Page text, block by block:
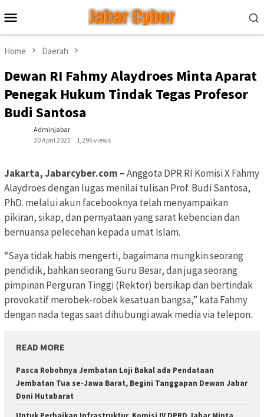
to
contentMenu
Home Daerah
Dewan RI Fahmy Alaydroes Minta Aparat
Penegak Hukum Tindak Tegas Profesor
Budi Santosa
Adminjabar
30 April 2022
1,296 views
Jakarta, Jabarcyber.com –Anggota DPR RI Komisi X Fahmy
Alaydroes dengan lugas menilai tulisan Prof. Budi Santosa,
PhD. melalui akun facebooknya telah menyampaikan
pikiran, sikap, dan pernyataan yang sarat kebencian dan
bernuansa pelecehan kepada umat Islam.
“Saya tidak habis mengerti, bagaimana mungkin seorang
pendidik, bahkan seorang Guru Besar, dan juga seorang
pimpinan Perguran Tinggi (Rektor) bersikap dan bertindak
provokatif merobek-robek kesatuan bangsa,” kata Fahmy
dengan nada tegas saat dihubungi awak media via telepon.
READ MORE
Pasca Robohnya Jembatan Loji Bakal ada Pendataan
Jembatan Tua se-Jawa Barat, Begini Tanggapan Dewan Jabar
Doni Hutabarat